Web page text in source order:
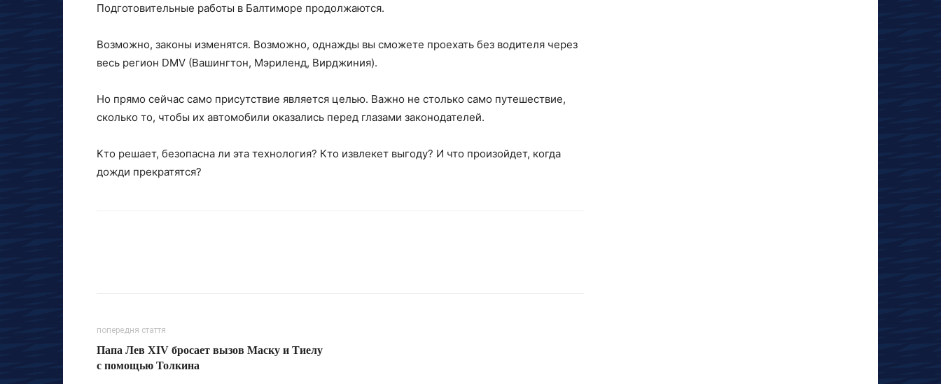
Подготовительные работы в Балтиморе продолжаются.
Возможно, законы изменятся. Возможно, однажды вы сможете проехать без водителя через
весь регион DMV (Вашингтон, Мэриленд, Вирджиния).
Но прямо сейчас само присутствие является целью. Важно не столько само путешествие,
сколько то, чтобы их автомобили оказались перед глазами законодателей.
Кто решает, безопасна ли эта технология? Кто извлекет выгоду? И что произойдет, когда
дожди прекратятся?
попередня стаття
Папа Лев XIV бросает вызов Маску и Тиелу
с помощью Толкина